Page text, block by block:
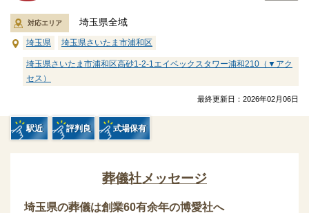
対応エリア 埼玉県全域
埼玉県 埼玉県さいたま市浦和区
埼玉県さいたま市浦和区高砂1-2-1エイベックスタワー浦和210（▼アク
セス）
最終更新日： 2026年02月06日
駅近 評判良 式場保有
葬儀社メッセージ
埼玉県の葬儀は創業60有余年の博愛社へ